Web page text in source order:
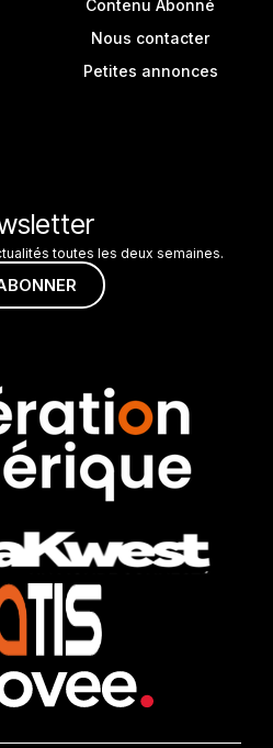
Contenu Abonné
Nous contacter
Petites annonces
toutes les deux semaines.